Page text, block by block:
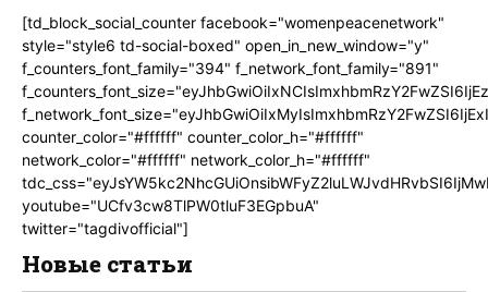
[td_block_social_counter facebook="womenpeacenetwork"
style="style6 td-social-boxed" open_in_new_window="y"
f_counters_font_family="394" f_network_font_family="891"
counter_color="#ffffff" counter_color_h="#ffffff"
network_color="#ffffff" network_color_h="#ffffff"
youtube="UCfv3cw8TlPW0tluF3EGpbuA"
twitter="tagdivofficial"]
Новые статьи